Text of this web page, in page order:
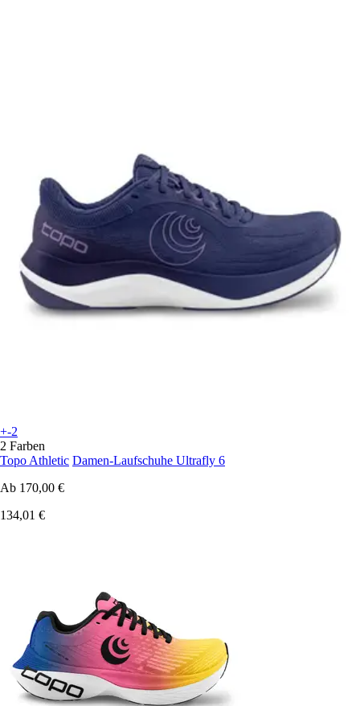
+-2
2 Farben
Topo Athletic Damen-Laufschuhe Ultrafly 6
Ab 170,00 €
134,01 €